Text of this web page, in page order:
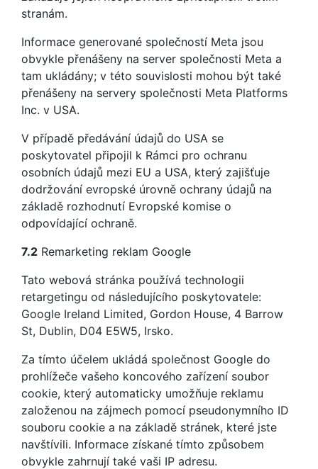
stranám.
Informace generované společností Meta jsou
obvykle přenášeny na server společnosti Meta a
tam ukládány; v této souvislosti mohou být také
přenášeny na servery společnosti Meta Platforms
Inc. v USA.
V případě předávání údajů do USA se
poskytovatel připojil k Rámci pro ochranu
osobních údajů mezi EU a USA, který zajišťuje
dodržování evropské úrovně ochrany údajů na
základě rozhodnutí Evropské komise o
odpovídající ochraně.
7.2 Remarketing reklam Google
Tato webová stránka používá technologii
retargetingu od následujícího poskytovatele:
Google Ireland Limited, Gordon House, 4 Barrow
St, Dublin, D04 E5W5, Irsko.
Za tímto účelem ukládá společnost Google do
prohlížeče vašeho koncového zařízení soubor
cookie, který automaticky umožňuje reklamu
založenou na zájmech pomocí pseudonymního ID
souboru cookie a na základě stránek, které jste
navštívili. Informace získané tímto způsobem
obvykle zahrnují také vaši IP adresu.